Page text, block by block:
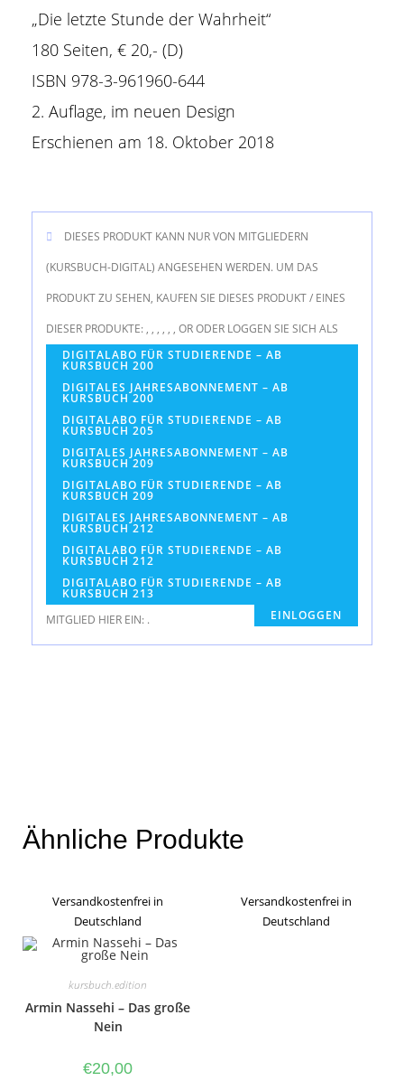
„Die letzte Stunde der Wahrheit“
180 Seiten, € 20,- (D)
ISBN 978-3-961960-644
2. Auflage, im neuen Design
Erschienen am 18. Oktober 2018
DIESES PRODUKT KANN NUR VON MITGLIEDERN
(KURSBUCH-DIGITAL) ANGESEHEN WERDEN. UM DAS
PRODUKT ZU SEHEN, KAUFEN SIE DIESES PRODUKT / EINES
DIESER PRODUKTE:
DIGITALABO FÜR STUDIERENDE – AB
KURSBUCH 200
,
DIGITALES JAHRESABONNEMENT – AB
KURSBUCH 200
,
DIGITALABO FÜR STUDIERENDE – AB
KURSBUCH 205
,
DIGITALES JAHRESABONNEMENT – AB
KURSBUCH 209
,
DIGITALABO FÜR STUDIERENDE – AB
KURSBUCH 209
,
DIGITALES JAHRESABONNEMENT – AB
KURSBUCH 212
,
DIGITALABO FÜR STUDIERENDE – AB
KURSBUCH 212
OR
DIGITALABO FÜR STUDIERENDE – AB
KURSBUCH 213
ODER LOGGEN SIE SICH ALS
MITGLIED HIER EIN: EINLOGGEN
.
Ähnliche Produkte
Versandkostenfrei in
Deutschland
kursbuch.edition
Armin Nassehi – Das große
Nein
€20,00
Versandkostenfrei in
Deutschland